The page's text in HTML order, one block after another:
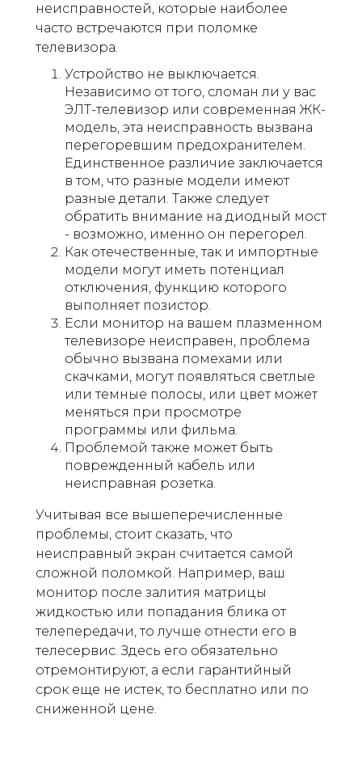
неисправностей, которые наиболее
часто встречаются при поломке
телевизора.
Устройство не выключается.
Независимо от того, сломан ли у вас
ЭЛТ-телевизор или современная ЖК-
модель, эта неисправность вызвана
перегоревшим предохранителем.
Единственное различие заключается
в том, что разные модели имеют
разные детали. Также следует
обратить внимание на диодный мост
- возможно, именно он перегорел.
Как отечественные, так и импортные
модели могут иметь потенциал
отключения, функцию которого
выполняет позистор.
Если монитор на вашем плазменном
телевизоре неисправен, проблема
обычно вызвана помехами или
скачками, могут появляться светлые
или темные полосы, или цвет может
меняться при просмотре
программы или фильма.
Проблемой также может быть
поврежденный кабель или
неисправная розетка.
Учитывая все вышеперечисленные
проблемы, стоит сказать, что
неисправный экран считается самой
сложной поломкой. Например, ваш
монитор после залития матрицы
жидкостью или попадания блика от
телепередачи, то лучше отнести его в
телесервис. Здесь его обязательно
отремонтируют, а если гарантийный
срок еще не истек, то бесплатно или по
сниженной цене.